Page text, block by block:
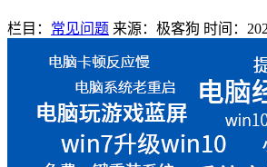
栏目： 常见问题 来源：极客狗 时间：